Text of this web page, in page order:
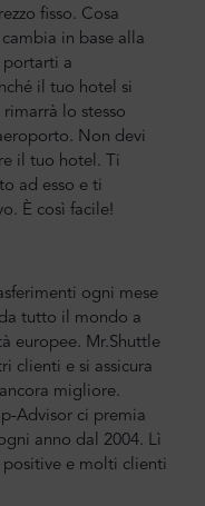
fisso. Cosa
in base alla
portarti a
il tuo hotel si
lo stesso
Non devi
il tuo hotel. Ti
ad esso e ti
È così facile!
ogni mese
tutto il mondo a
europee. Mr.Shuttle
clienti e si assicura
migliore.
Advisor ci premia
anno dal 2004. Lì
e molti clienti